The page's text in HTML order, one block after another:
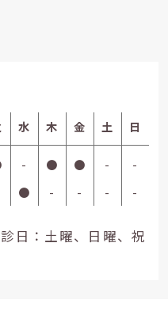
水 木 金 土 日
- ● ● -
-
● - - - -
日：土曜、日曜、祝